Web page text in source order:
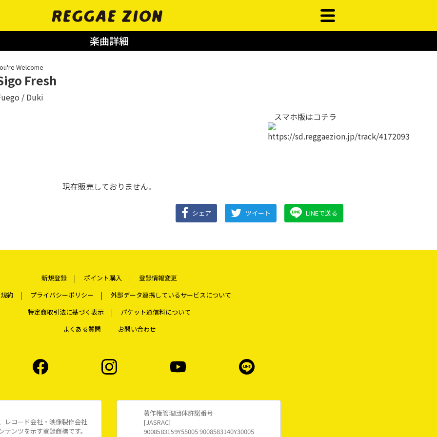
楽曲詳細
Welcome
Fresh
Duki
スマホ版はコチラ
現在販売しておりません。
シェア ツイート LINEで送る
新規登録 ポイント購入
登録情報変更
約
プライバシーポリシー
外部データ連携しているサービスについて
特定商取引法に基づく表示
パケット通信料について
よくある質問
お問い合わせ
レコード会社・映像製作会社
テンツを示す登録商標です。
著作権管理団体許諾番号
[JASRAC]
9008583159Y55005 9008583140Y30005